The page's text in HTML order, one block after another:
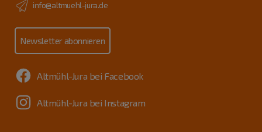
info@altmuehl-jura.de
Newsletter abonnieren
Altmühl-Jura bei Facebook
Altmühl-Jura bei Instagram